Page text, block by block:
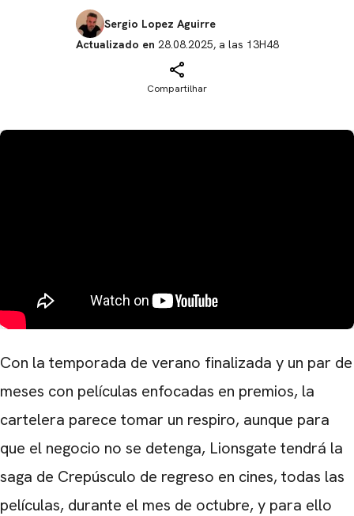
Sergio Lopez Aguirre
Actualizado en 28.08.2025, a las 13H48
Compartilhar
Con la temporada de verano finalizada y un par de
meses con películas enfocadas en premios, la
cartelera parece tomar un respiro, aunque para
que el negocio no se detenga, Lionsgate tendrá la
saga de Crepúsculo de regreso en cines, todas las
películas, durante el mes de octubre, y para ello